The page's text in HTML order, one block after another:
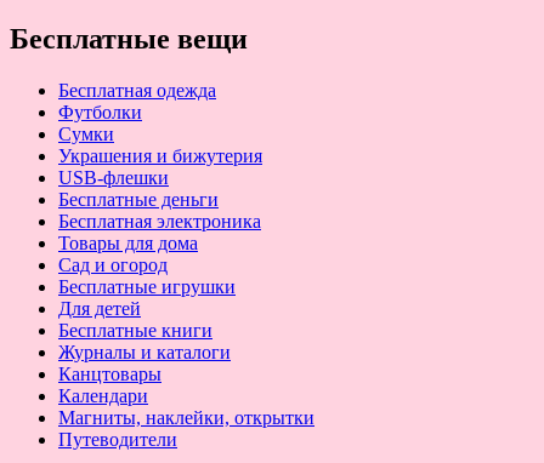
Бесплатные вещи
Бесплатная одежда
Футболки
Сумки
Украшения и бижутерия
USB-флешки
Бесплатные деньги
Бесплатная электроника
Товары для дома
Сад и огород
Бесплатные игрушки
Для детей
Бесплатные книги
Журналы и каталоги
Канцтовары
Календари
Магниты, наклейки, открытки
Путеводители